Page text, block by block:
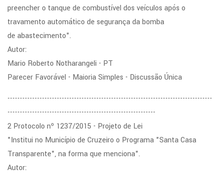
preencher o tanque de combustível dos veículos após o
travamento automático de segurança da bomba
de abastecimento".
Autor:
Mario Roberto Notharangeli - PT
Parecer Favorável - Maioria Simples - Discussão Única
-----------------------------------------------------------------------------------
------------------------------------------------------------
2 Protocolo nº 1237/2015 - Projeto de Lei
"Institui no Município de Cruzeiro o Programa "Santa Casa
Transparente", na forma que menciona".
Autor: